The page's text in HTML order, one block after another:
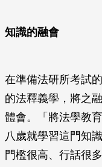
知識的融會
在準備法研所考試
的法釋義學，將之
體會。「將法學教
八歲就學習這門知
門檻很高、行話很